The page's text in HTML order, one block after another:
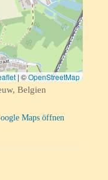
| ©OpenStreetMap
Belgien
Maps öffnen